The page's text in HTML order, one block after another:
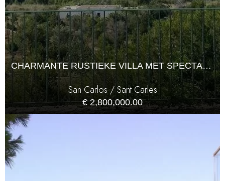
CHARMANTE RUSTIEKE VILLA MET SPECTACULAIR UITZICHT OP ZEE EN TOERISTENVERHUURVERGUNNING
San Carlos / Sant Carles
€ 2,800,000.00